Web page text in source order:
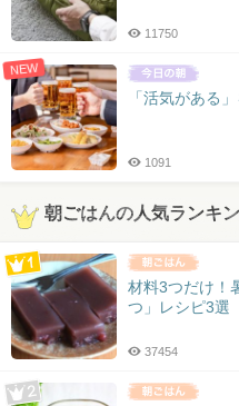
11750
NEW
「活気がある
1091
朝ごはんの人気ランキ
材料3つだけ！
つ」レシピ3選
37454